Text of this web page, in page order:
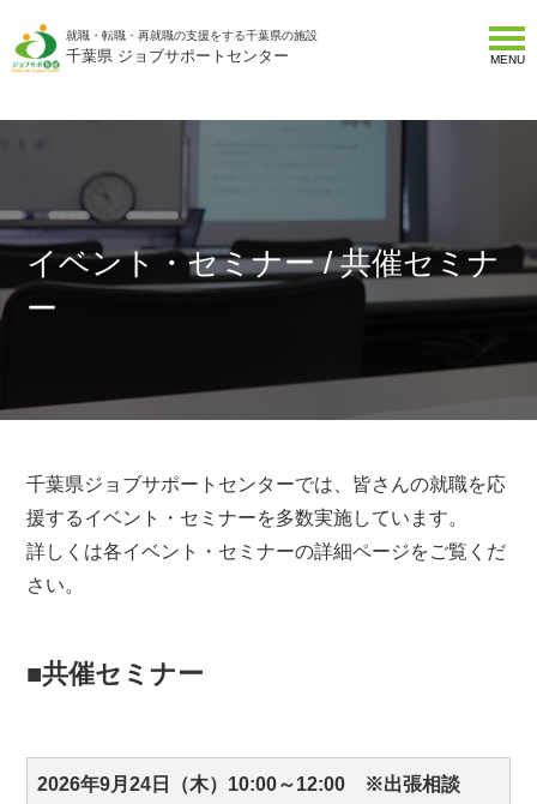
就職・転職・再就職の支援をする千葉県の施設
千葉県 ジョブサポートセンター MENU
イベント・セミナー / 共催セミナ
ー
千葉県ジョブサポートセンターでは、皆さんの就職を応
援するイベント・セミナーを多数実施しています。
詳しくは各イベント・セミナーの詳細ページをご覧くだ
さい。
■共催セミナー
2026年9月24日（木）10:00～12:00 ※出張相談